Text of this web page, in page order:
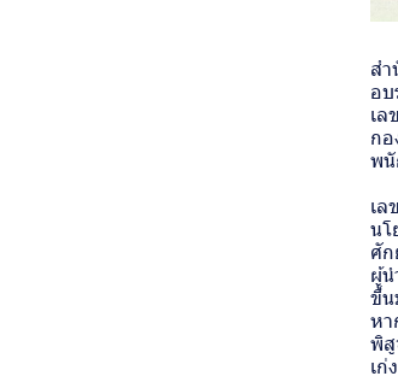
ส
อ
เ
ก
พนั
เล
นโ
ศัก
ผู้
ขึ้น
หา
พิสู
เ